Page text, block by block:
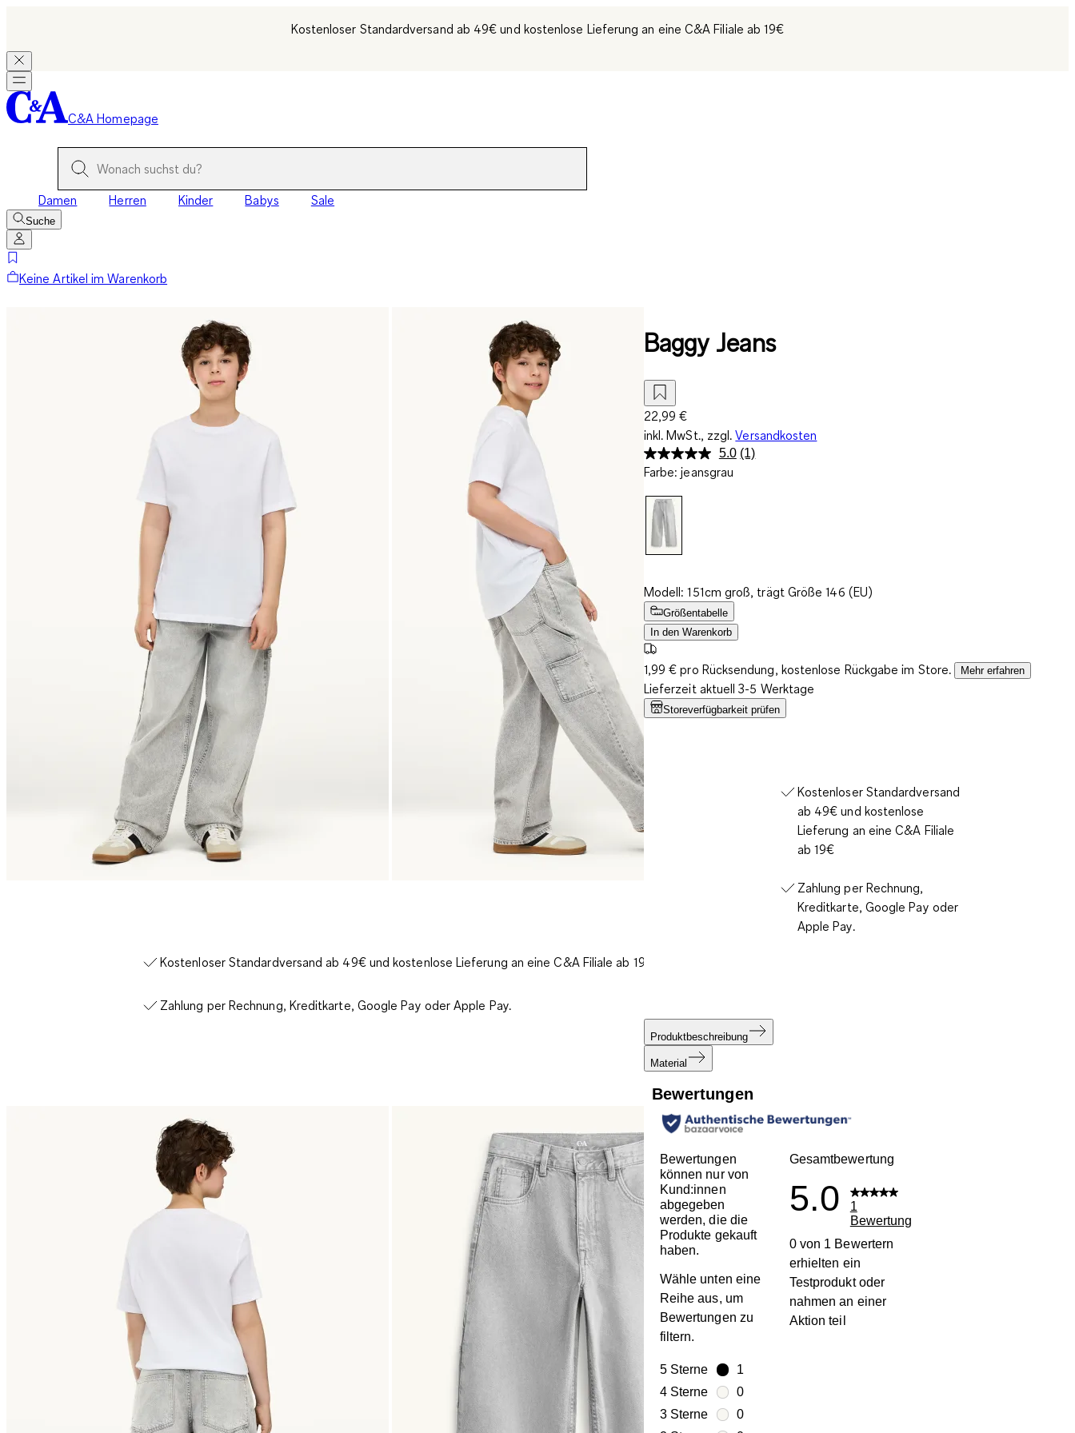
Kostenloser Standardversand ab 49€ und kostenlose Lieferung an eine C&A Filiale ab 19€
C&A Homepage
Damen Herren Kinder Babys Sale
Suche
Keine Artikel im Warenkorb
Kostenloser Standardversand ab 49€ und kostenlose Lieferung an eine C&A Filiale ab 19€
Zahlung per Rechnung, Kreditkarte, Google Pay oder Apple Pay.
Baggy Jeans
22,99 €
inkl. MwSt., zzgl. Versandkosten
5.0 Bewertung
(1)
Farbe: jeansgrau
Modell: 151cm groß, trägt Größe 146 (EU)
Größentabelle
In den Warenkorb
1,99 € pro Rücksendung, kostenlose Rückgabe im Store. Mehr erfahren
Lieferzeit aktuell 3-5 Werktage
Storeverfügbarkeit prüfen
Kostenloser Standardversand
ab 49€ und kostenlose
Lieferung an eine C&A Filiale
ab 19€
Zahlung per Rechnung,
Kreditkarte, Google Pay oder
Apple Pay.
Produktbeschreibung
Material
Bewertungen
Bewertungen
können nur von
Kund:innen
abgegeben
werden, die die
Produkte gekauft
haben.
Wähle unten eine
Reihe aus, um
Bewertungen zu
filtern.
5 Sterne Sterne
1
1 Bewertung mit 5 Sternen.
4 Sterne Sterne
0
0 Bewertungen mit 4 Sternen.
3 Sterne Sterne
0
Gesamtbewertung
5.0
1
Bewertung
0 von 1 Bewertern
erhielten ein
Testprodukt oder
nahmen an einer
Aktion teil